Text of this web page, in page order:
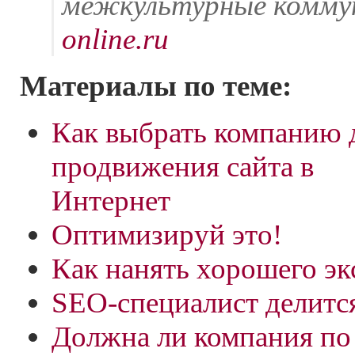
online.ru
Материалы по теме:
Как выбрать компанию
продвижения сайта в
Интернет
Оптимизируй это!
Как нанять хорошего
SEO-специалист
Должна ли компания